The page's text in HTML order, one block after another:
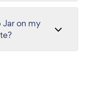
Jar on my